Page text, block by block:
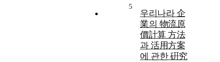
5
우리나라 企
業의 物流原
價計算 方法
과 活用方案
에 관한 硏究